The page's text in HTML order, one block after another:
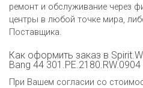
ремонт и обслуживание через
центры в любой точке мира,
Поставщика.
Как оформить заказ в
Bang 44 301.PE.2180.RW.0904
При Вашем согласии со